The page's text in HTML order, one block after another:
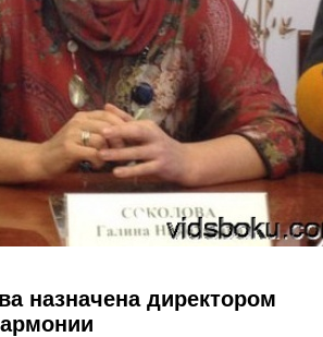
назначена директором